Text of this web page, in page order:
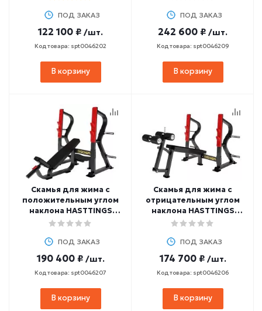
ПОД ЗАКАЗ
122 100 ₽ /шт.
Код товара: spt0046202
В корзину
ПОД ЗАКАЗ
242 600 ₽ /шт.
Код товара: spt0046209
В корзину
Скамья для жима с
положительным углом
наклона HASTTINGS
Digger HD027-5
ПОД ЗАКАЗ
190 400 ₽ /шт.
Код товара: spt0046207
В корзину
Скамья для жима с
отрицательным углом
наклона HASTTINGS
Digger HD028-5
ПОД ЗАКАЗ
174 700 ₽ /шт.
Код товара: spt0046206
В корзину